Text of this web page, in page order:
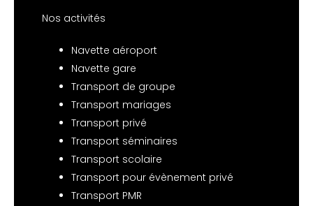
Nos activités
Navette aéroport
Navette gare
Transport de groupe
Transport mariages
Transport privé
Transport séminaires
Transport scolaire
Transport pour évènement privé
Transport PMR